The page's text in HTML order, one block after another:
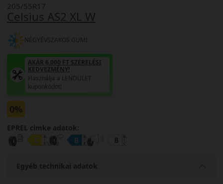
Celsius AS2 XL W
205/55R17
NÉGYÉVSZAKOS GUMI
AKÁR 6.000 FT SZERELÉSI
KEDVEZMÉNY!
Használja a LENDÜLET
kuponkódot!
0%
EPREL cimke adatok:
Egyéb technikai adatok